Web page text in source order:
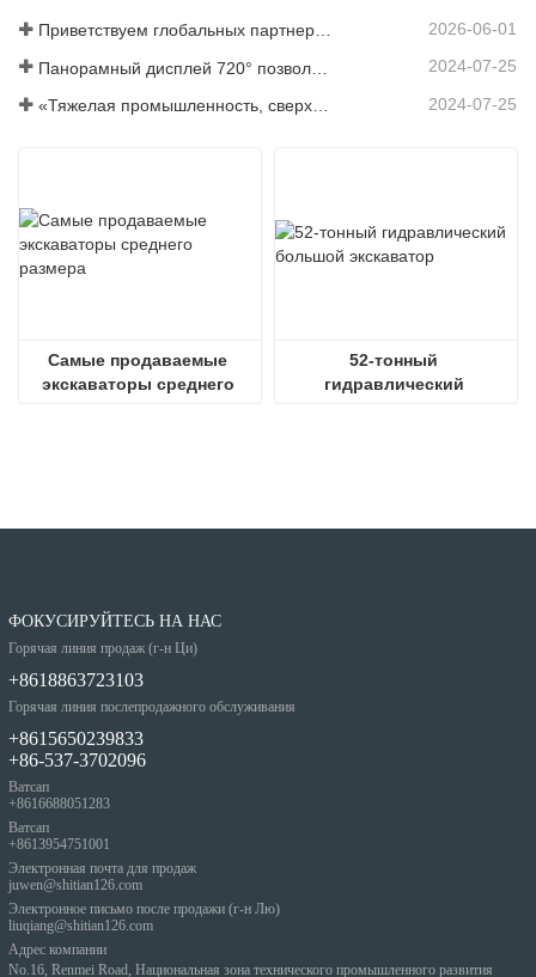
Приветствуем глобальных партнеров: посетите Shitian Heavy Industry, чтобы увидеть большие экскаваторы премиум-класса 2026-06-01
2024-07-25
2024-07-25
Самые продаваемые
экскаваторы среднего
52-тонный
гидравлический
ФОКУСИРУЙТЕСЬ НА НАС
Горячая линия продаж (г-н Ци)
+8618863723103
Горячая линия послепродажного обслуживания
+8615650239833
+86-537-3702096
Ватсап
+8616688051283
Ватсап
+8613954751001
Электронная почта для продаж
juwen@shitian126.com
Электронное письмо после продажи (г-н Лю)
liuqiang@shitian126.com
Адрес компании
No.16, Renmei Road, Национальная зона технического промышленного развития